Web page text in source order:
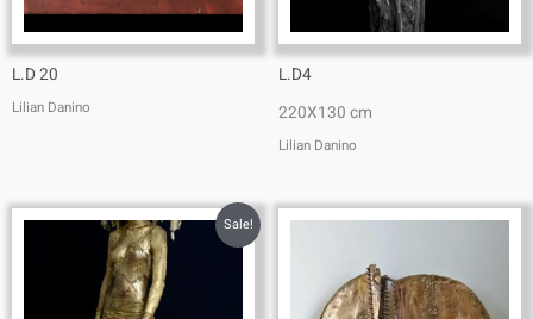
L.D 20
Lilian Danino
L.D4
220X130 cm
Lilian Danino
Sale!